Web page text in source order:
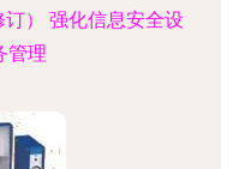
） 强化信息安全设
管理